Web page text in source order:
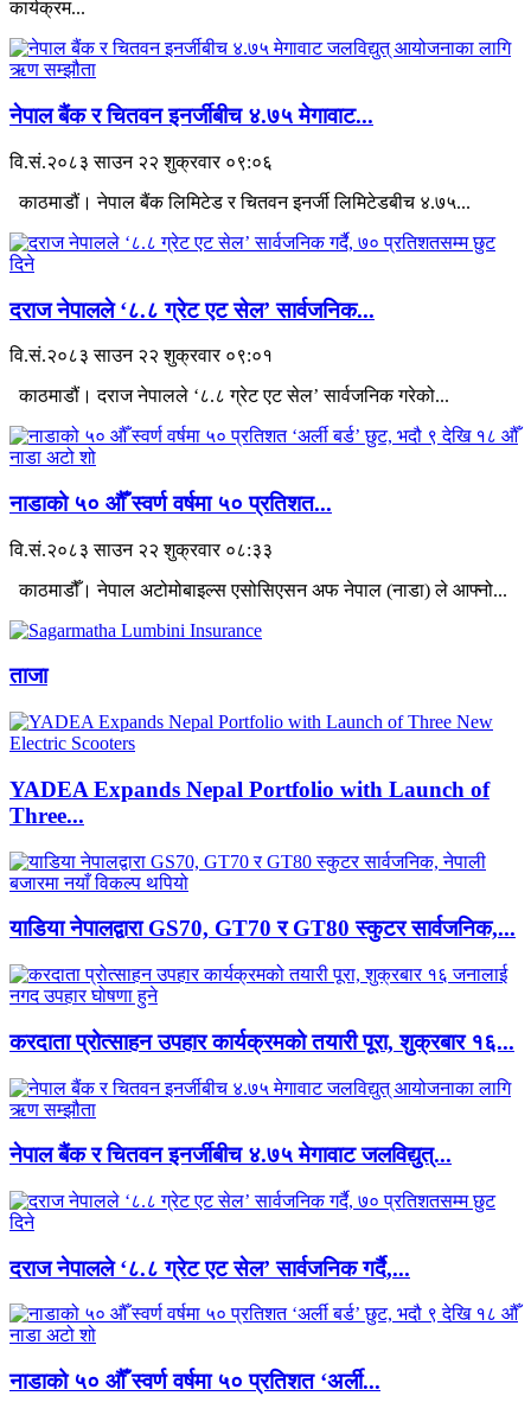
कार्यक्रम...
नेपाल बैंक र चितवन इनर्जीबीच ४.७५ मेगावाट...
वि.सं.२०८३ साउन २२ शुक्रवार ०९:०६
काठमाडौं। नेपाल बैंक लिमिटेड र चितवन इनर्जी लिमिटेडबीच ४.७५...
दराज नेपालले ‘८.८ ग्रेट एट सेल’ सार्वजनिक...
वि.सं.२०८३ साउन २२ शुक्रवार ०९:०१
काठमाडौं। दराज नेपालले ‘८.८ ग्रेट एट सेल’ सार्वजनिक गरेको...
नाडाको ५० औँ स्वर्ण वर्षमा ५० प्रतिशत...
वि.सं.२०८३ साउन २२ शुक्रवार ०८:३३
काठमाडौँ। नेपाल अटोमोबाइल्स एसोसिएसन अफ नेपाल (नाडा) ले आफ्नो...
ताजा
YADEA Expands Nepal Portfolio with Launch of
Three...
याडिया नेपालद्वारा GS70, GT70 र GT80 स्कुटर सार्वजनिक,...
करदाता प्रोत्साहन उपहार कार्यक्रमको तयारी पूरा, शुक्रबार १६...
नेपाल बैंक र चितवन इनर्जीबीच ४.७५ मेगावाट जलविद्युत्...
दराज नेपालले ‘८.८ ग्रेट एट सेल’ सार्वजनिक गर्दै,...
नाडाको ५० औँ स्वर्ण वर्षमा ५० प्रतिशत ‘अर्ली...